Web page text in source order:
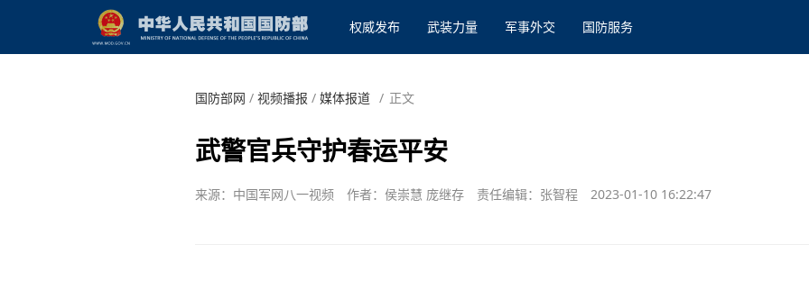
权威发布 武装力量 军事外交 国防服务
国防部网 / 视频播报 / 媒体报道 / 正文
武警官兵守护春运平安
来源：中国军网八一视频 作者：侯崇慧 庞继存 责任编辑：张智程 2023-01-10 16:22:47